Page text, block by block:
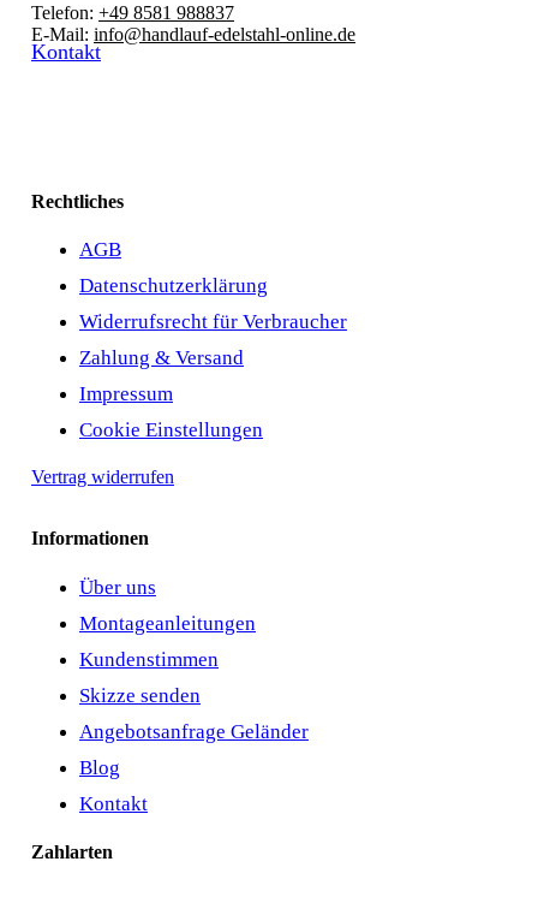
Telefon: +49 8581 988837
E-Mail: info@handlauf-edelstahl-online.de
Kontakt
Rechtliches
AGB
Datenschutzerklärung
Widerrufsrecht für Verbraucher
Zahlung & Versand
Impressum
Cookie Einstellungen
Vertrag widerrufen
Informationen
Über uns
Montageanleitungen
Kundenstimmen
Skizze senden
Angebotsanfrage Geländer
Blog
Kontakt
Zahlarten